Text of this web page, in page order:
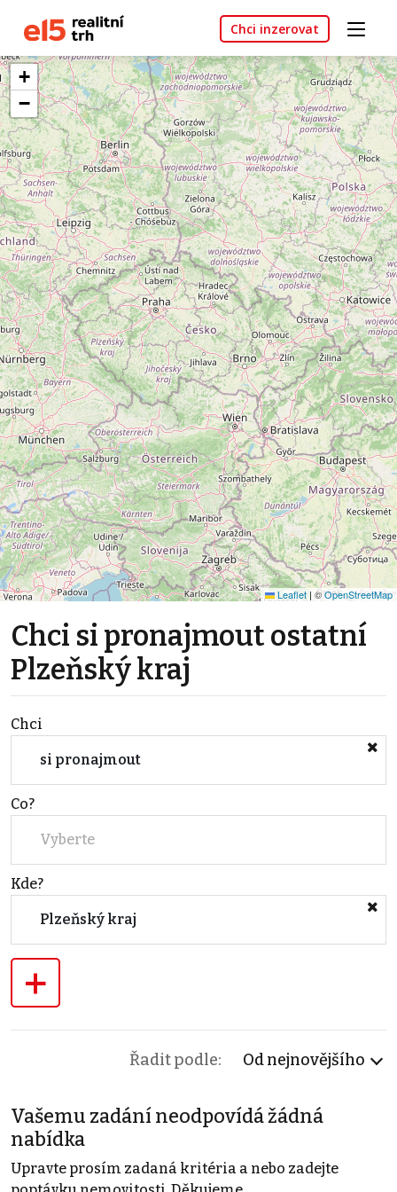
Chci inzerovat
+
−
Leaflet | ©OpenStreetMap
Chci si pronajmout ostatní
Plzeňský kraj
Chci
si pronajmout
Co?
Vyberte
Kde?
Plzeňský kraj
+
Řadit podle: Od nejnovějšího
Vašemu zadání neodpovídá žádná
nabídka
Upravte prosím zadaná kritéria a nebo zadejte